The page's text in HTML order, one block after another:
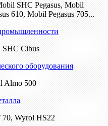
SHC Pegasus, Mobil
610, Mobil Pegasus 705...
Cibus
оборудования
Almo 500
70, Wyrol HS22